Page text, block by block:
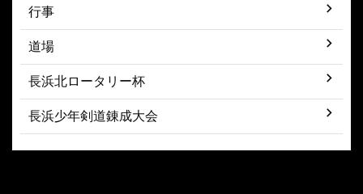
行事
道場
長浜北ロータリー杯
長浜少年剣道錬成大会